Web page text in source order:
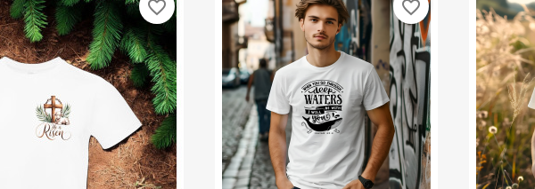
favorite_border favorite_border